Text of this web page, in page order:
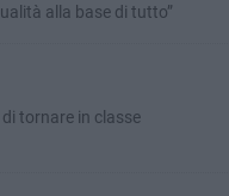
alla base di tutto”
tornare in classe